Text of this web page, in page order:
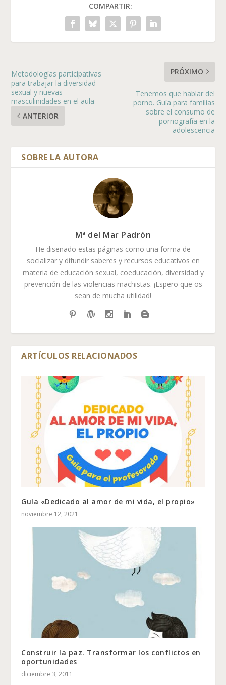
COMPARTIR:
Metodologías participativas
para trabajar la diversidad
sexual y nuevas
masculinidades en el aula
ANTERIOR
PRÓXIMO
Tenemos que hablar del
porno. Guía para familias
sobre el consumo de
pornografía en la
adolescencia
Mª del Mar Padrón
He diseñado estas páginas como una forma de
socializar y difundir saberes y recursos educativos en
materia de educación sexual, coeducación, diversidad y
prevención de las violencias machistas. ¡Espero que os
sean de mucha utilidad!
ARTÍCULOS RELACIONADOS
Guía «Dedicado al amor de mi vida, el propio»
noviembre 12, 2021
Construir la paz. Transformar los conflictos en
oportunidades
diciembre 3, 2011